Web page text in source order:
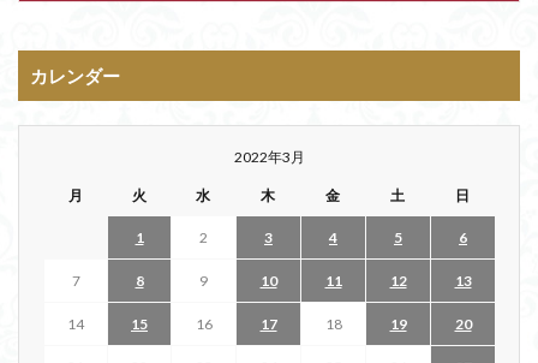
カレンダー
2022年3月
月 火 水 木 金 土 日
1 2 3 4 5 6
7 8 9 10 11 12 13
14 15 16 17 18 19 20